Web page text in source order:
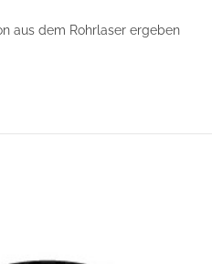
aus dem Rohrlaser ergeben